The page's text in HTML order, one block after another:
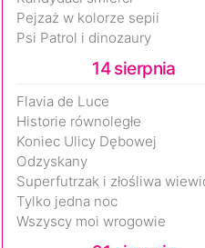
Pejzaż w kolorze sepii
Psi Patrol i dinozaury
14 sierpnia
Flavia de Luce
Historie równoległe
Koniec Ulicy Dębowej
Odzyskany
Superfutrzak i złośliwa
Tylko jedna noc
Wszyscy moi wrogowie